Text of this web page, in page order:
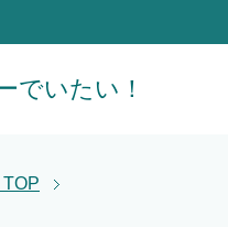
でいたい！
TOP